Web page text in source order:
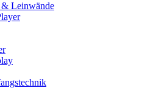
& Leinwände